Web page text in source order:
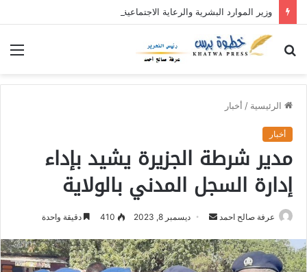
الرئيسية / أخبار
أخبار
مدير شرطة الجزيرة يشيد بإداء
إدارة السجل المدني بالولاية
عرفة صالح احمد
س
ل
ديسمبر 8, 2023 410 دقيقة واحدة